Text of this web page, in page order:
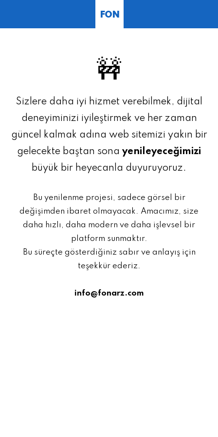
FON
🚧
Sizlere daha iyi hizmet verebilmek, dijital
deneyiminizi iyileştirmek ve her zaman
güncel kalmak adına web sitemizi yakın bir
gelecekte baştan sona yenileyeceğimizi
büyük bir heyecanla duyuruyoruz.
Bu yenilenme projesi, sadece görsel bir
değişimden ibaret olmayacak. Amacımız, size
daha hızlı, daha modern ve daha işlevsel bir
platform sunmaktır.
Bu süreçte gösterdiğiniz sabır ve anlayış için
teşekkür ederiz.
info@fonarz.com